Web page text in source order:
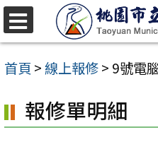
跳
至
主
內
容
首頁 >線上報修> 9號電
報修單明細
選
單